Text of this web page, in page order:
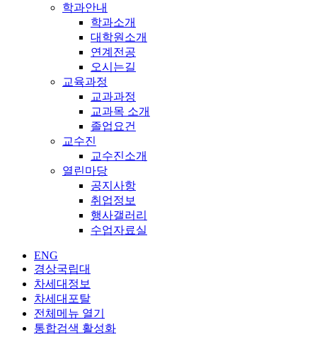
학과안내
학과소개
대학원소개
연계전공
오시는길
교육과정
교과과정
교과목 소개
졸업요건
교수진
교수진소개
열린마당
공지사항
취업정보
행사갤러리
수업자료실
ENG
경상국립대
차세대정보
차세대포탈
전체메뉴 열기
통합검색 활성화